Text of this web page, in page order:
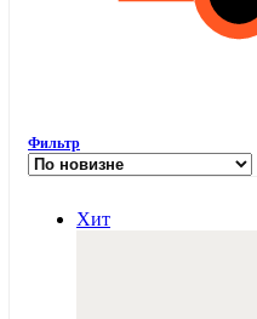
Фильтр
Хит